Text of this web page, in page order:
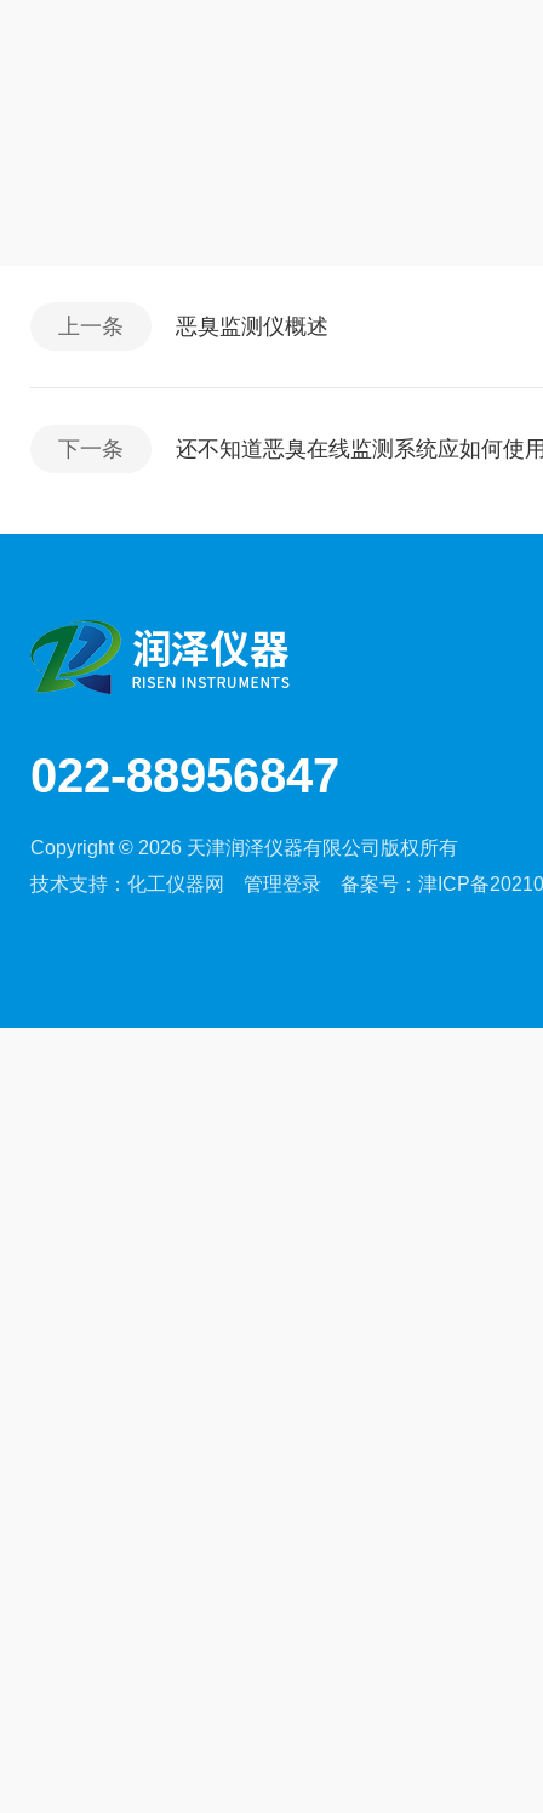
上一条 恶臭监测仪概述
下一条 还不知道恶臭在线监测系统应如何使
022-88956847
Copyright © 2026 天津润泽仪器有限公司版权所有
技术支持： 化工仪器网 管理登录 备案号： 津ICP备